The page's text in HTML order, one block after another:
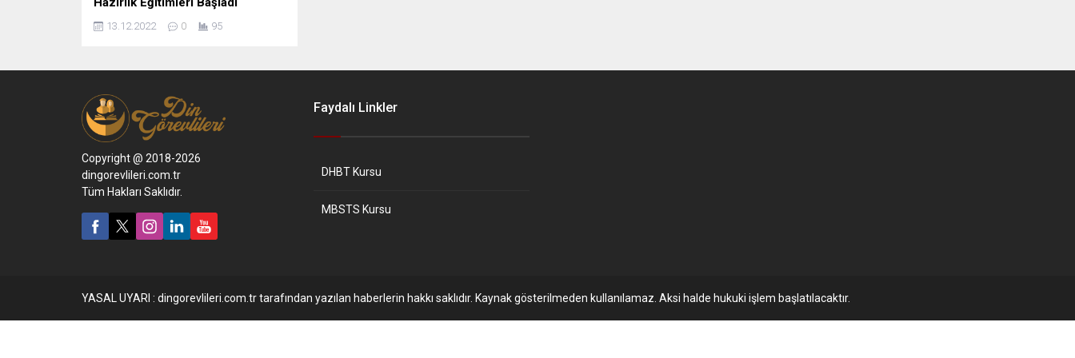
13.12.2022 0 95
Copyright @ 2018-2026
dingorevlileri.com.tr
Tüm Hakları Saklıdır.
Faydalı Linkler
DHBT Kursu
MBSTS Kursu
YASAL UYARI : dingorevlileri.com.tr tarafından yazılan haberlerin hakkı saklıdır. Kaynak gösterilmeden kullanılamaz. Aksi halde hukuki işlem başlatılacaktır.